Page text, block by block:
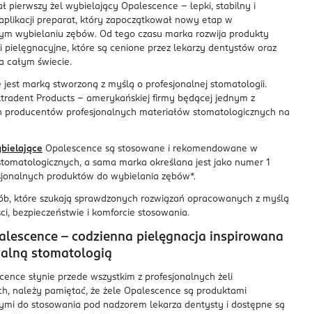
pierwszy żel wybielający Opalescence – lepki, stabilny i
preparat, który zapoczątkował nowy etap w
wybielaniu zębów. Od tego czasu marka rozwija produkty
pielęgnacyjne, które są cenione przez lekarzy dentystów oraz
całym świecie.
jest marką stworzoną z myślą o profesjonalnej stomatologii.
Products – amerykańskiej firmy będącej jednym z
producentów profesjonalnych materiałów stomatologicznych na
Opalescence są stosowane i rekomendowane w
a sama marka określana jest jako numer 1
produktów do wybielania zębów*.
które szukają sprawdzonych rozwiązań opracowanych z myślą
bezpieczeństwie i komforcie stosowania.
– codzienna pielęgnacja inspirowana
stomatologią
słynie przede wszystkim z profesjonalnych żeli
należy pamiętać, że żele Opalescence są produktami
do stosowania pod nadzorem lekarza dentysty i dostępne są